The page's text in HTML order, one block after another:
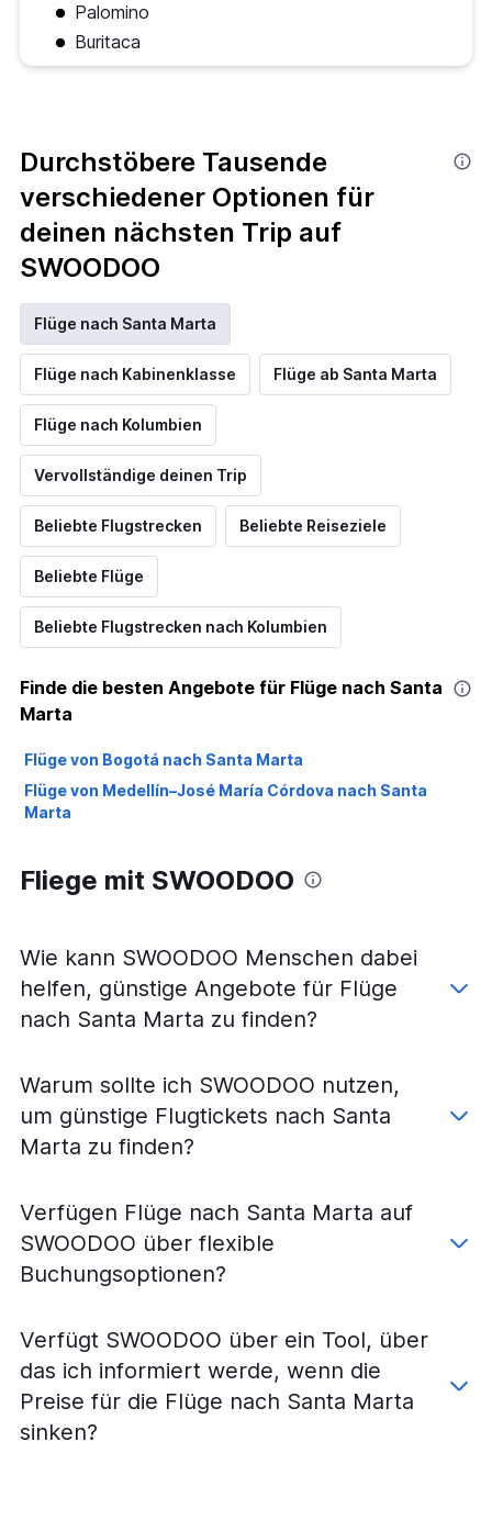
Palomino
Buritaca
Durchstöbere Tausende
verschiedener Optionen für
deinen nächsten Trip auf
SWOODOO
Flüge nach Santa Marta
Flüge nach Kabinenklasse Flüge ab Santa Marta
Flüge nach Kolumbien
Vervollständige deinen Trip
Beliebte Flugstrecken Beliebte Reiseziele
Beliebte Flüge
Beliebte Flugstrecken nach Kolumbien
Finde die besten Angebote für Flüge nach Santa
Marta
Flüge von Bogotá nach Santa Marta
Flüge von Medellín–José María Córdova nach Santa
Marta
Fliege mit SWOODOO
Wie kann SWOODOO Menschen dabei
helfen, günstige Angebote für Flüge
nach Santa Marta zu finden?
Warum sollte ich SWOODOO nutzen,
um günstige Flugtickets nach Santa
Marta zu finden?
Verfügen Flüge nach Santa Marta auf
SWOODOO über flexible
Buchungsoptionen?
Verfügt SWOODOO über ein Tool, über
das ich informiert werde, wenn die
Preise für die Flüge nach Santa Marta
sinken?